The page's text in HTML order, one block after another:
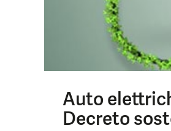
Auto
Decreto